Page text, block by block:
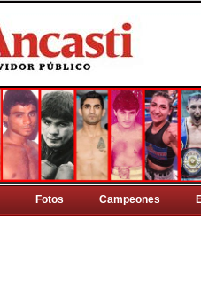
Fotos Campeones